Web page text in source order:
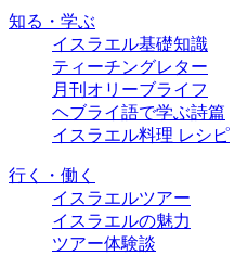
知る・学ぶ
イスラエル基礎知識
ティーチングレター
月刊オリーブライフ
ヘブライ語で学ぶ詩篇
イスラエル料理 レシピ
行く・働く
イスラエルツアー
イスラエルの魅力
ツアー体験談